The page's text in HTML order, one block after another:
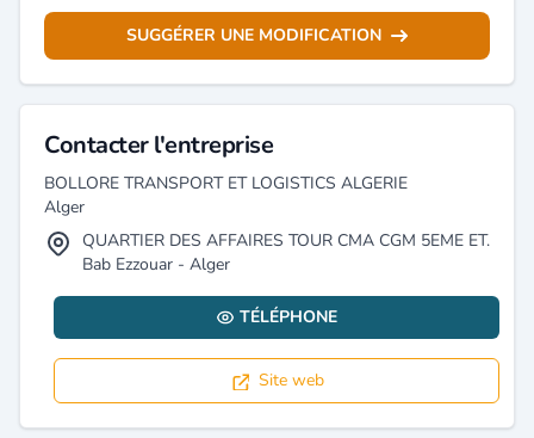
SUGGÉRER UNE MODIFICATION
Contacter l'entreprise
BOLLORE TRANSPORT ET LOGISTICS ALGERIE
Alger
QUARTIER DES AFFAIRES TOUR CMA CGM 5EME ET.
Bab Ezzouar - Alger
TÉLÉPHONE
Site web